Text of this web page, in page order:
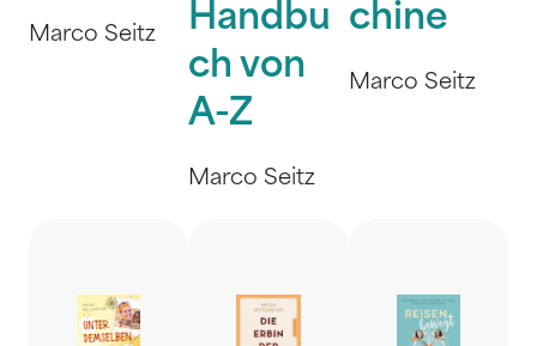
Marco Seitz
Handbu
ch von
A-Z
Marco Seitz
chine
Marco Seitz